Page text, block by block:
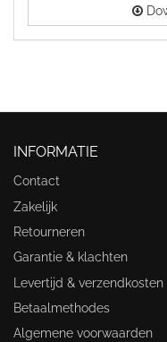
INFORMATIE
Contact
Zakelijk
Retourneren
Garantie & klachten
Levertijd & verzendkosten
Betaalmethodes
Algemene voorwaarden